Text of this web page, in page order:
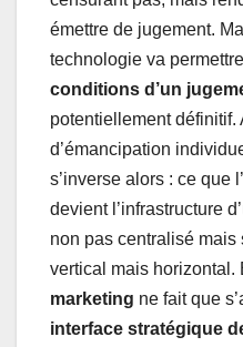
émettre de jugement.
technologie va
conditions d’un
potentiellement définitif.
d’émancipation
s’inverse alors : ce que
devient l’infrastructure
non pas centralisé
vertical mais horizontal.
marketing ne fait que
interface stratégique